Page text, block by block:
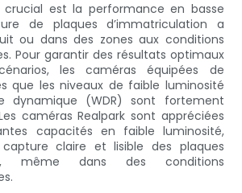
est la performance en basse
de plaques d’immatriculation a
ou dans des zones aux conditions
Pour garantir des résultats optimaux
les caméras équipées de
que les niveaux de faible luminosité
dynamique (WDR) sont fortement
caméras Realpark sont appréciées
capacités en faible luminosité,
claire et lisible des plaques
même dans des conditions